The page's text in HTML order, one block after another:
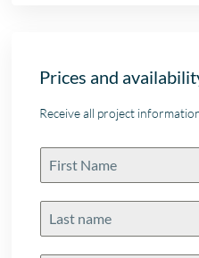
Prices and
Receive all project